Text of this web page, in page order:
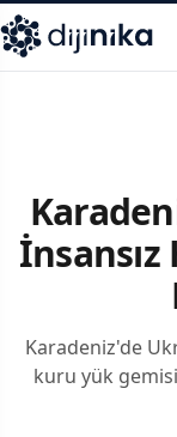
,Marmara
İnsansız
Karadeniz'de
kuru yük